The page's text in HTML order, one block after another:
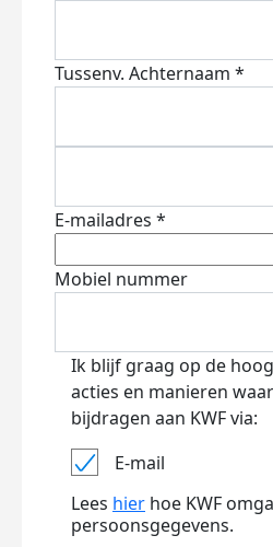
Tussenv. Achternaam *
E-mailadres *
Mobiel nummer
Ik blijf graag op de
acties en manieren
bijdragen aan KWF via:
E-mail
Lees hier hoe KWF
persoonsgegevens.